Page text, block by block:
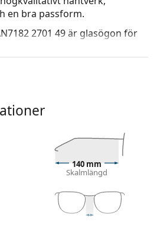
en bra passform.
2701 49är glasögon för
val för dem med en
av högkvalitativ plast
bekväm komfort och ett
de vanligaste typerna av
en ram framsida och ett par
att höja och komplettera din
design. En av deras
140 mm
Skalmlängd